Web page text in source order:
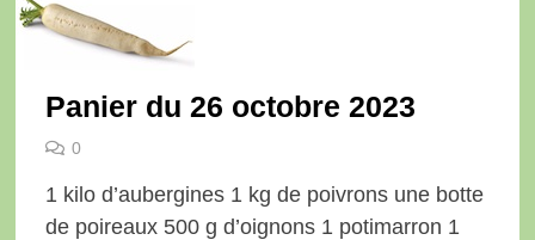
Panier du 26 octobre 2023
0
1 kilo d’aubergines 1 kg de poivrons une botte
de poireaux 500 g d’oignons 1 potimarron 1